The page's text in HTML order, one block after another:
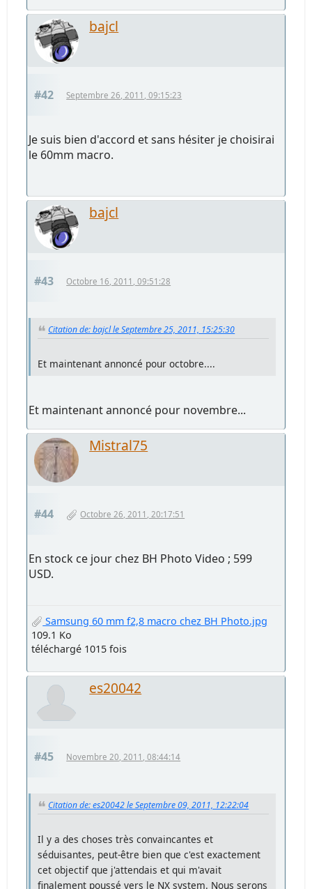
bajcl
#42 Septembre 26, 2011, 09:15:23
Je suis bien d'accord et sans hésiter je choisirai
le 60mm macro.
bajcl
#43 Octobre 16, 2011, 09:51:28
Citation de: bajcl le Septembre 25, 2011, 15:25:30
Et maintenant annoncé pour octobre....
Et maintenant annoncé pour novembre...
Mistral75
#44 Octobre 26, 2011, 20:17:51
En stock ce jour chez BH Photo Video ; 599
USD.
Samsung 60 mm f2,8 macro chez BH Photo.jpg
109.1 Ko
téléchargé 1015 fois
es20042
#45 Novembre 20, 2011, 08:44:14
Citation de: es20042 le Septembre 09, 2011, 12:22:04
Il y a des choses très convaincantes et
séduisantes, peut-être bien que c'est exactement
cet objectif que j'attendais et qui m'avait
finalement poussé vers le NX system. Nous serons